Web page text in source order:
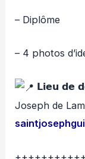
– Diplôme
– 4 photos
𝗟𝗶𝗲𝘂 𝗱𝗲
Joseph de